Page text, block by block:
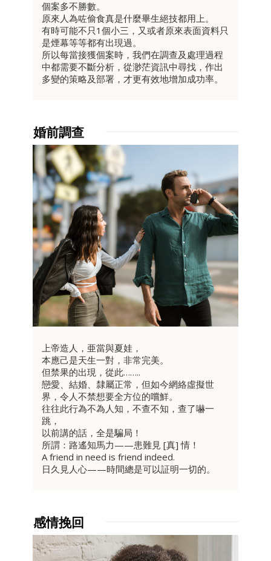
個案多不勝數。
原來人為咗偷食真是什麼畢生絕技都用上。
有時可能不只1個小三，又或者原來表面資料只
是煙幕等等都有出現過。
所以每當接獲個案時，我們在調查及處理過程
中都需要不斷分析，從渺茫資訊中尋找，作出
多變的策略及部署，才更有效地增加成功率。
婚前調查
上帝造人，亜當與夏娃，
本應己是天生一對，非常完美。
但禁果的出現，從此……..
戀愛、結婚、隸屬正常，但如今網絡虛擬世
界，令人不禁想要全方位的嚐鮮。
往往此行為不為人知，不查不知，查了嚇一
跳，
以前講的話，全是騙局！
所謂：路遙知馬力——患難見 [真] 情！
A friend in need is friend indeed.
日久見人心——時間總是可以証明一切的。
感情挽回